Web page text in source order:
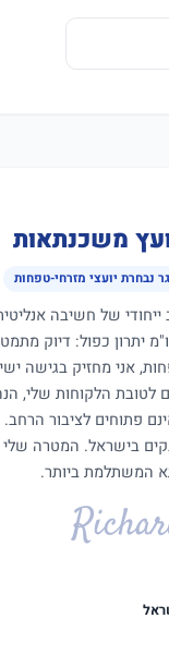
משכנתאות
נבחרת יועצי מזרחי-טפחות
יתרון כפול: דיוק
אני מחזיק בגישה
פתוחים לציבור
בישראל. המטרה
המשתלמת ביותר.